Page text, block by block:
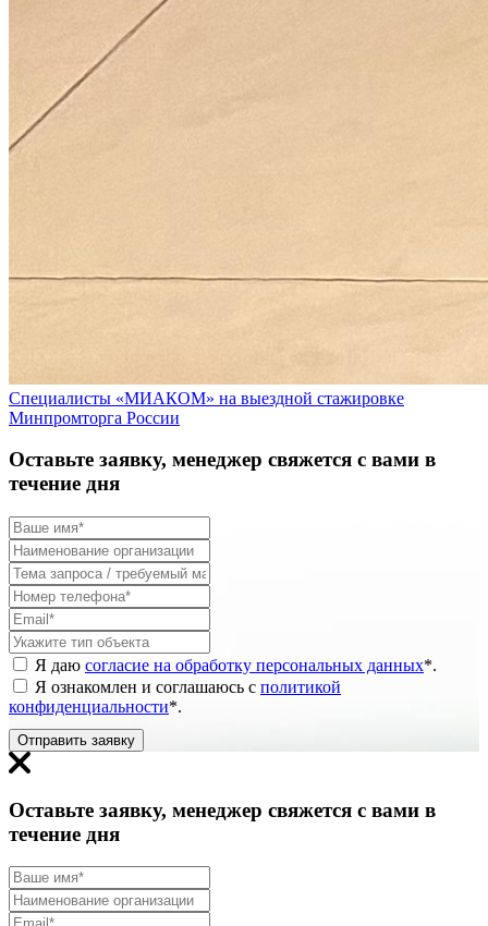
Специалисты «МИАКОМ» на выездной стажировке
Минпромторга России
Оставьте заявку, менеджер свяжется с вами в
течение дня
Я даю согласие на обработку персональных данных*.
Я ознакомлен и соглашаюсь с политикой
конфиденциальности*.
Отправить заявку
Оставьте заявку, менеджер свяжется с вами в
течение дня